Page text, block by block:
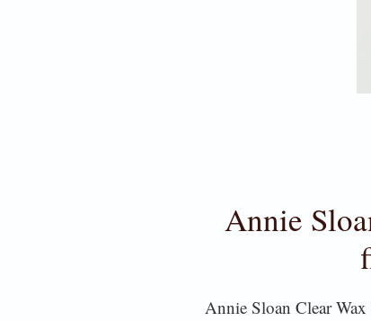
Annie
Annie Sloan Clear Wax